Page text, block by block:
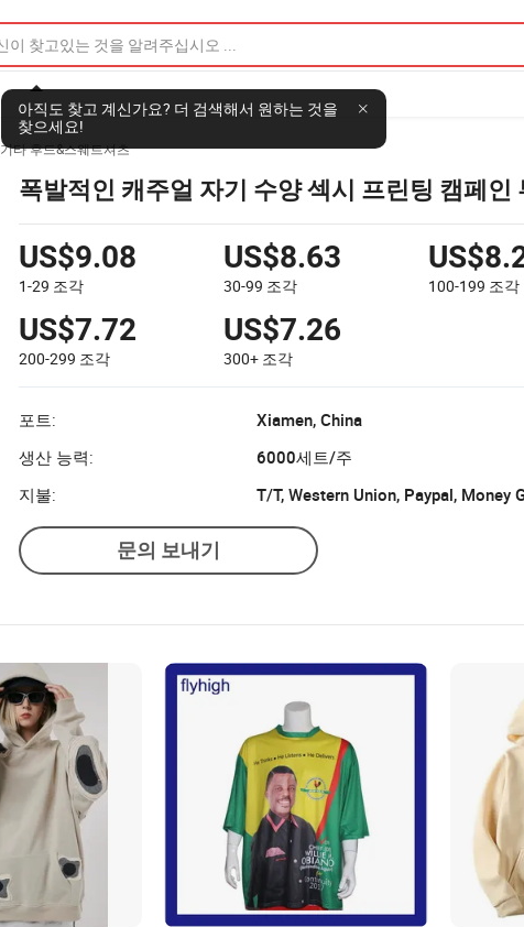
아직도 찾고 계신가요? 더 검색해서 원하는 것을
찾으세요!
기타 후드&스웨트셔츠
폭발적인 캐주얼 자기 수양 섹시 프린팅 캠페인
US$9.08
1-29 조각
US$8.63
30-99 조각 100-199 조각
US$7.72
200-299 조각
US$7.26
300+ 조각
포트:
Xiamen, China
생산 능력:
6000세트/주
지불:
T/T, Western Union, Paypal, Money
문의 보내기